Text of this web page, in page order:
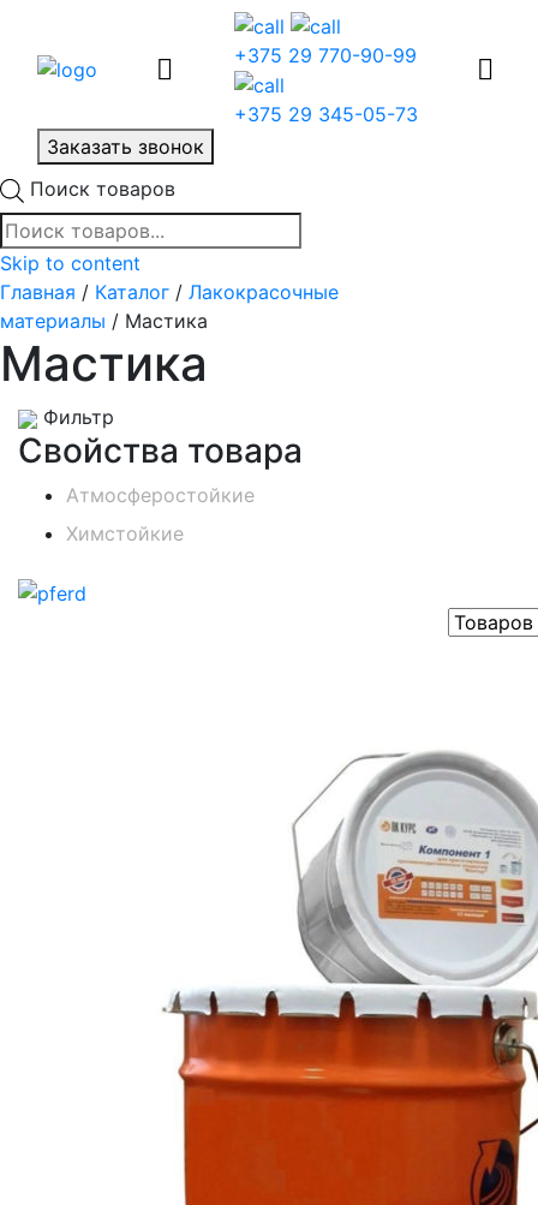
+375 29 770-90-99
+375 29 345-05-73
Заказать звонок
Поиск товаров
Skip to content
Главная / Каталог / Лакокрасочные
материалы / Мастика
Мастика
Фильтр
Свойства товара
Атмосферостойкие
Химстойкие